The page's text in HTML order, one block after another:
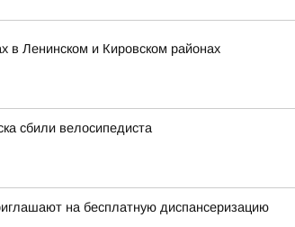
в Ленинском и Кировском районах
сбили велосипедиста
на бесплатную диспансеризацию